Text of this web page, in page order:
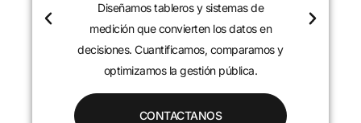
Diseñamos tableros y sistemas de
medición que convierten los datos en
decisiones. Cuantificamos, comparamos y
optimizamos la gestión pública.
CONTACTANOS